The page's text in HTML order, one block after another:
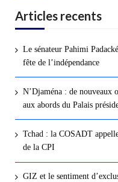
Articles recents
Le sénateur Pahimi
fête de l’indépendance
N’Djaména : de nouveaux
aux abords du Palais
Tchad : la COSADT
de la CPI
GIZ et le sentiment